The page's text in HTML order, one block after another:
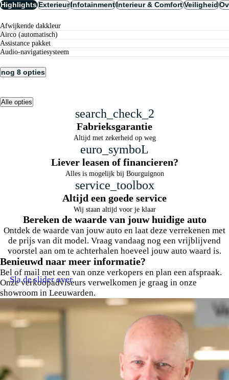
HighlightsExterieurInfotainmentInterieur & ComfortVeiligheid
afwijkende dakkleur
airco (automatisch)
Assistance pakket
audio-navigatiesysteem
nog 8 opties
Alle opties
search_check_2
Fabrieksgarantie
Altijd met zekerheid op weg
euro_symboL
Liever leasen of financieren?
Alles is mogelijk bij Bourguignon
service_toolbox
Altijd een goede service
Wij staan altijd voor je klaar
Bereken de waarde van jouw huidige auto
Ontdek de waarde van jouw auto en laat deze verrekenen met
de prijs van dit model. Vraag vandaag nog een vrijblijvend
voorstel aan om te achterhalen hoeveel jouw auto waard is.
Benieuwd naar meer informatie?
Bel of mail met een van onze verkopers en plan een afspraak.
Onze verkoopadviseurs verwelkomen je graag in onze
showroom in Leeuwarden.
Sla de slider over